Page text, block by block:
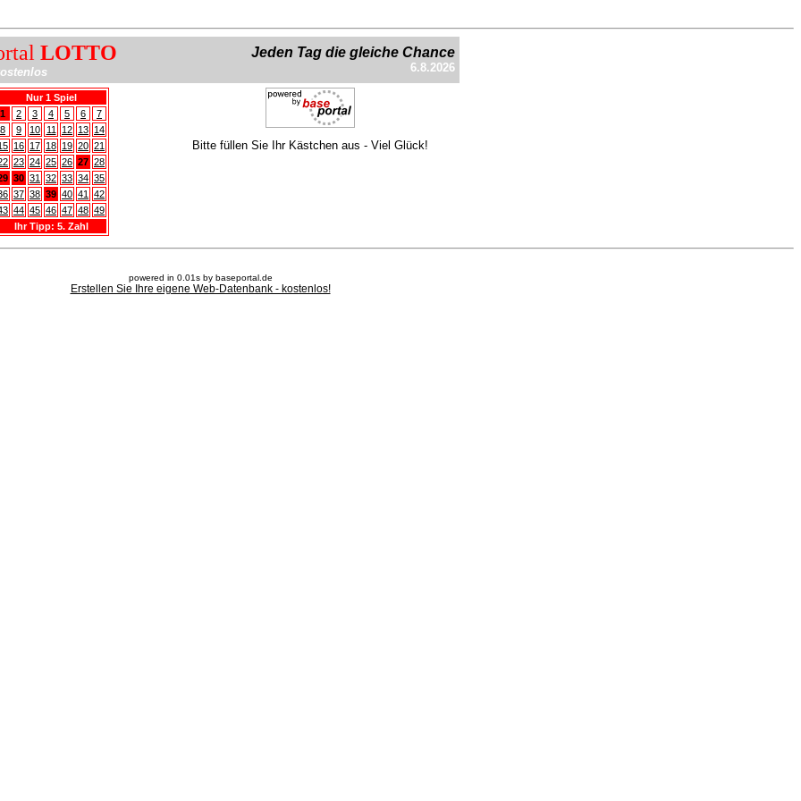
LOTTO Jeden Tag die gleiche Chance
6.8.2026
Nur 1 Spiel
1
2 3 4 5 6
7
8
9 10 11 12 13 14
16 17 18 19 20 21
23 24 25 26 27 28
30 31 32 33 34 35
37 38 39 40 41
42
44 45 46 47 48 49
Ihr Tipp: 5. Zahl
Bitte füllen Sie Ihr Kästchen aus - Viel Glück!
powered in 0.01s by baseportal.de
Erstellen Sie Ihre eigene Web-Datenbank - kostenlos!